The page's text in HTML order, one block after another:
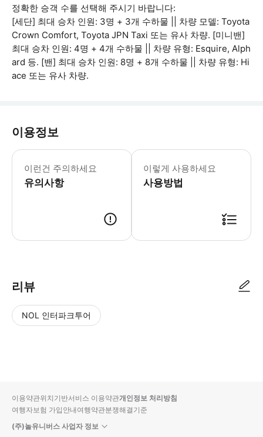
정확한 승객 수를 선택해 주시기 바랍니다:
[세단] 최대 승차 인원: 3명 + 3개 수하물 || 차량 모델: Toyota
Crown Comfort, Toyota JPN Taxi 또는 유사 차량. [미니밴]
최대 승차 인원: 4명 + 4개 수하물 || 차량 유형: Esquire, Alph
ard 등. [밴] 최대 승차 인원: 8명 + 8개 수하물 || 차량 유형: Hi
ace 또는 유사 차량.
이용정보
이런건 주의하세요
유의사항
정확한 시간에 픽업할 수 있도록 공
이렇게 사용하세요
사용방법
리뷰
NOL 인터파크투어
입니
다.
순
상
이용약관위치기반서비스 이용약관개인정보 처리방침
여행자보험 가입안내여행약관분쟁해결기준
(주)놀유니버스 사업자 정보